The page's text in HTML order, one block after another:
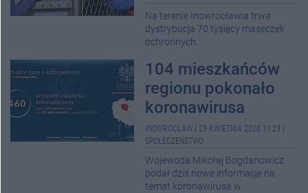
Na terenie Inowrocławia trwa
dystrybucja 70 tysięcy maseczek
ochronnych.
104 mieszkańców
regionu pokonało
koronawirusa
INOWROCŁAW 23 KWIETNIA 2020 11:23
SPOŁECZEŃSTWO
Wojewoda Mikołaj Bogdanowicz
podał dziś nowe informacje na
temat koronawirusa w